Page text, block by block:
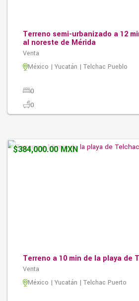
Terreno semi-urbanizado a 12
al noreste de Mérida
Venta
México | Yucatán | Telchac Pueblo
0
0
Terreno a 10 min de la playa de
Venta
México | Yucatán | Telchac Puerto
$384,000.00 MXN